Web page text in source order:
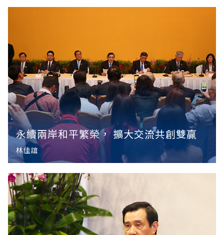
永續兩岸和平繁榮， 擴大交流共創雙贏
林佳誼